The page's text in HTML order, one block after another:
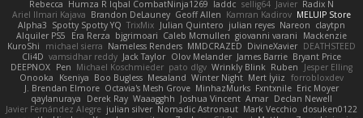
Rebecca Humza R Iqbal CombatNinja1269 laddc sellig64 Javier Radix N
Ariel Ilmari Kajava Brandon DeLauney Geoff Allen Kamran Kadirov MELUIP Store
Alpha3 Spotty Spotty YQ TrixMix Julian Quintero julian reyes Nareon claytpn
Alquiler PS5
Era Rerza bjgrimoari Caleb Mcmullen giovanni varani
Mackenzie
KuroShi
michael sierra Nameless Renders MMDCRAZED DivineXavier DEATHSTEED
Cli4D vamsidhar reddy Jack Taylor Olov Melander James Barrie Bryant Price
DEEPNOX Pen Michael Koschmieder pato dlgv Wrinkly Blink Ruben
Jesper Elling
Onooka
Kseniya Boo Bugless Mesaland Winter Night Mert İyiiz forrobloxdev
J. Brendan Elmore Octavia's Mesh Grove MinhazMurks Fxntxnile Eric Moyer
qaylanuraya
Derek Ray Waaagghh Joshua Vincent Amar Declan Newell
Javier Fernández Alegre julian silver Nomadic Astronaut Mark Vecchio dosuken0122